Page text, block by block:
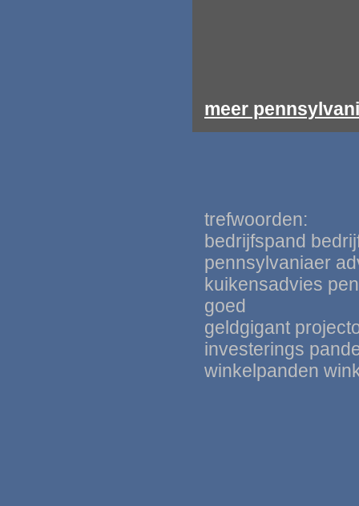
meer
trefwoorden:
bedrijfspand
pennsylvaniaer
kuikensadvies
goed
geldgigant
investerings
winkelpanden